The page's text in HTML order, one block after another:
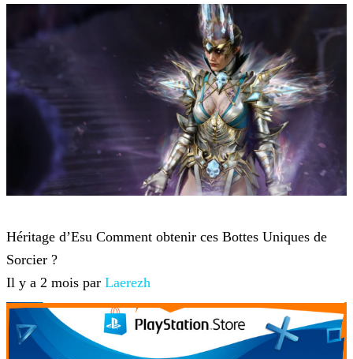
Héritage d’Esu Comment obtenir ces Bottes Uniques de
Sorcier ?
Il y a 2 mois par Laerezh